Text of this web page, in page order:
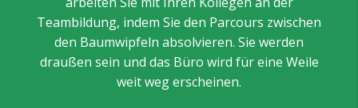
Teambildung, indem Sie den Parcours zwischen
den Baumwipfeln absolvieren. Sie werden
draußen sein und das Büro wird für eine Weile
weit weg erscheinen.